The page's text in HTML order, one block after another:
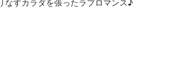
なすカラダを張ったラブロマンス♪